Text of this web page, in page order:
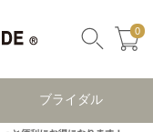
0
ブライダル